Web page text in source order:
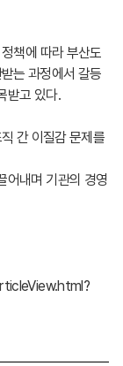
책에 따라 부산도
는 과정에서 갈등
받고 있다.
간 이질감 문제를
어내며 기관의 경영